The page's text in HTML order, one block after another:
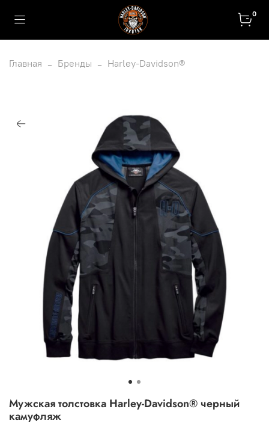
0
Главная Бренды Harley-Davidson®
Мужская толстовка Harley-Davidson® черный
камуфляж